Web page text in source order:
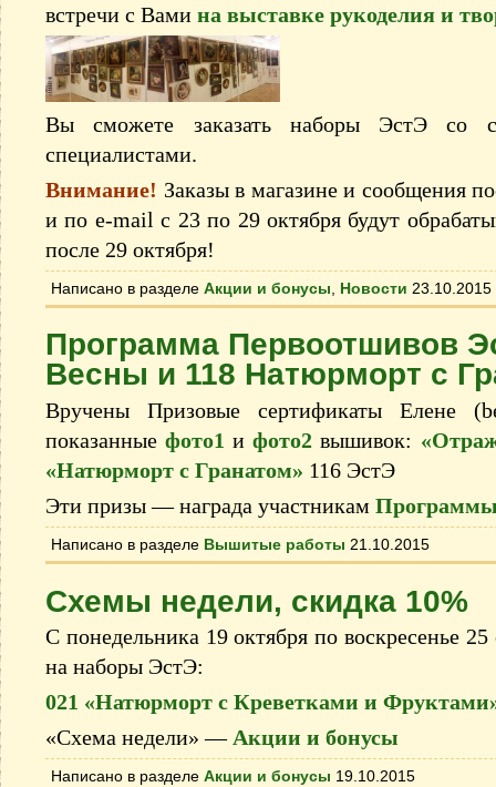
встречи с Вами на выставке рукоделия и
Вы сможете заказать наборы ЭстЭ сo
специалистами.
Внимание! Заказы в магазине и сообщения
и по e-mail с 23 по 29 октября будут
после 29 октября!
Написано в разделе Акции и бонусы Новости 23.10.2015
Программа Первоотшивов
Весны и 118 Натюрморт с
Вручены Призовые сертификаты Елене
показанныефото1 ифото2 вышивок:
«Натюрморт с Гранатом» 116 ЭстЭ
Эти призы — награда участникам
Написано в разделе Вышитые работы 21.10.2015
Схемы недели, скидка 10%
С понедельника 19 октября по воскресенье 25
на наборы ЭстЭ:
021 «Натюрморт с Креветками и
«Схема недели» — Акции и бонусы
Написано в разделе Акции и бонусы 19.10.2015